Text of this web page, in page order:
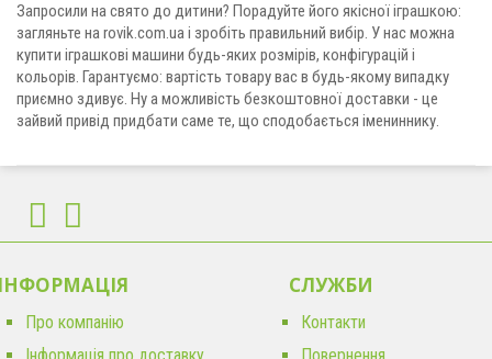
Запросили на свято до дитини? Порадуйте його якісної іграшкою:
загляньте на rovik.com.ua і зробіть правильний вибір. У нас можна
купити іграшкові машини будь-яких розмірів, конфігурацій і
кольорів. Гарантуємо: вартість товару вас в будь-якому випадку
приємно здивує. Ну а можливість безкоштовної доставки - це
зайвий привід придбати саме те, що сподобається імениннику.
Про компанію
CЛУЖБИ
Контакти